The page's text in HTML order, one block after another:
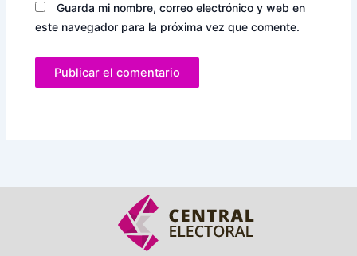
Guarda mi nombre, correo electrónico y web en
este navegador para la próxima vez que comente.